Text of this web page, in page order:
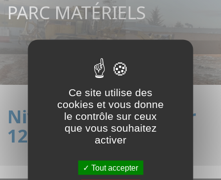
PARC MATÉRIELS
Niveleuse Caterpillar
120H
Revenir au parc matériels
Ce site utilise des
cookies et vous donne
le contrôle sur ceux
que vous souhaitez
activer
Tout accepter